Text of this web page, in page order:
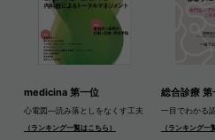
medicina 第一位
心電図―読み落としをなくす工夫
（ランキング一覧はこちら）
総合診療 第
一目でわかる
（ランキング一